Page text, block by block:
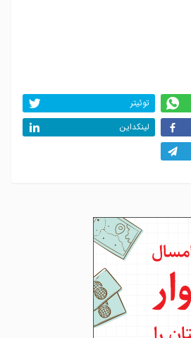
توئیتر
لینکداین